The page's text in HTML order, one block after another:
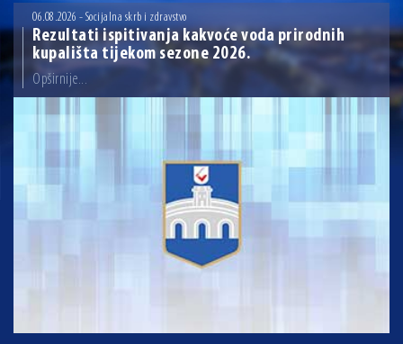
07.07.2026 | Održana 8. sjednica Gradskog vijeća Grada Osijeka. Gradonačelnik
Radić istaknuo da je u osječke vrtiće upisan rekordan broj djece, te najavio cjelovitu
obnovu glavnog osječkog Trga Ante Starčevića
06.07.2026 | Brevis koncertom u Zlatnoj dvorani Musikvereina obilježio 30 godina
djelovanja
04.08.2026 | U Osijeku obilježen Dan pobjede i domovinske zahvalnosti i Dan
06.08.2026 - Socijalna skrb i zdravstvo
Rezultati ispitivanja kakvoće voda prirodnih
kupališta tijekom sezone 2026.
Opširnije...